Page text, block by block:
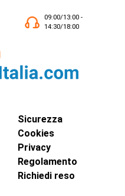
09:00/13:00 -
14:30/18:00
Sicurezza
Cookies
Privacy
Regolamento
Richiedi reso